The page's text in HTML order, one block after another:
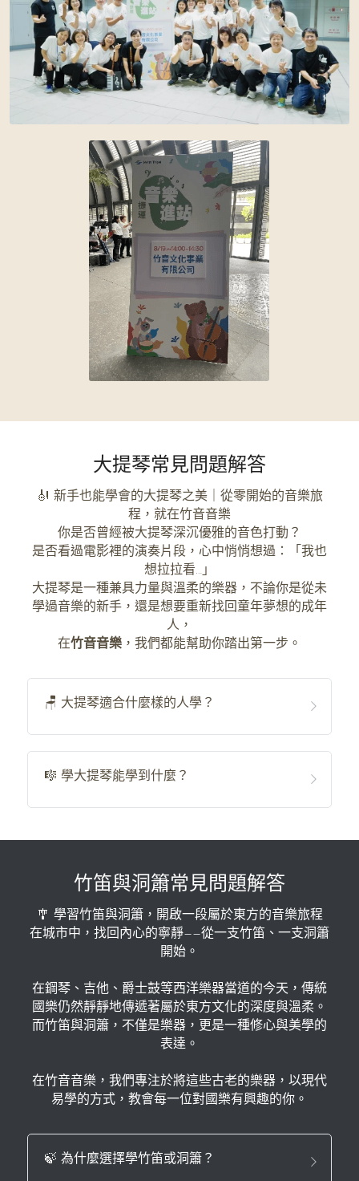
大提琴常見問題解答
🎻 新手也能學會的大提琴之美｜從零開始的音樂旅
程，就在竹音音樂
你是否曾經被大提琴深沉優雅的音色打動？
是否看過電影裡的演奏片段，心中悄悄想過：「我也
想拉拉看…」
大提琴是一種兼具力量與溫柔的樂器，不論你是從未
學過音樂的新手，還是想要重新找回童年夢想的成年
人，
在竹音音樂 ，我們都能幫助你踏出第一步。
🪑 大提琴適合什麼樣的人學？
🎼 學大提琴能學到什麼？
竹笛與洞簫常見問題解答
🎐 學習竹笛與洞簫，開啟一段屬於東方的音樂旅程
在城市中，找回內心的寧靜——從一支竹笛、一支洞簫
開始。
在鋼琴、吉他、爵士鼓等西洋樂器當道的今天，傳統
國樂仍然靜靜地傳遞著屬於東方文化的深度與溫柔。
而竹笛與洞簫，不僅是樂器，更是一種修心與美學的
表達。
在竹音音樂，我們專注於將這些古老的樂器，以現代
易學的方式，教會每一位對國樂有興趣的你。
🍃 為什麼選擇學竹笛或洞簫？